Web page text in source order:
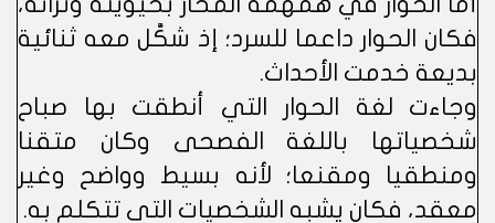
فكان الحوار داعما للسرد؛ إذ شكَّل معه ثنائية
بديعة خدمت الأحداث.
وجاءت لغة الحوار التي أنطقت بها صباح
شخصياتها باللغة الفصحى وكان متقنا
ومنطقيا ومقنعا؛ لأنه بسيط وواضح وغير
معقد، فكان يشبه الشخصيات التي تتكلم به.